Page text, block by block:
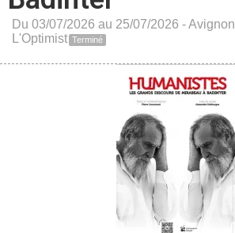
Du 03/07/2026 au 25/07/2026 -Avignon
L'Optimist Terminé